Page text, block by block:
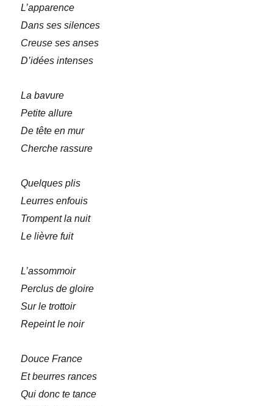
L’apparence
Dans ses silences
Creuse ses anses
D’idées intenses
La bavure
Petite allure
De tête en mur
Cherche rassure
Quelques plis
Leurres enfouis
Trompent la nuit
Le lièvre fuit
L’assommoir
Perclus de gloire
Sur le trottoir
Repeint le noir
Douce France
Et beurres rances
Qui donc te tance